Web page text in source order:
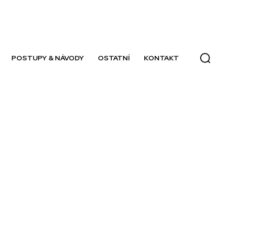
POSTUPY & NÁVODY OSTATNÍ KONTAKT